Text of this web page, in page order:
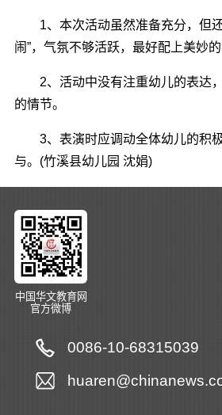
1、本次活动虽然准备充分，但还
闹”，气氛不够活跃，最好配上美妙的
2、活动中没有注重幼儿的表达，
的情节。
3、表演时应调动全体幼儿的积
与。(竹溪县幼儿园 沈娟)
中国华文教育网
官方微博
0086-10-68315039